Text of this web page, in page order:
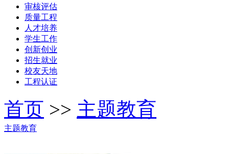
审核评估
质量工程
人才培养
学生工作
创新创业
招生就业
校友天地
工程认证
首页 >> 主题教育
主题教育